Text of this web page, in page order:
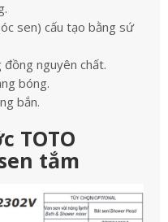
sen) cấu tạo bằng sứ
nguyên chất.
bóng.
bắn.
TOTO
tắm